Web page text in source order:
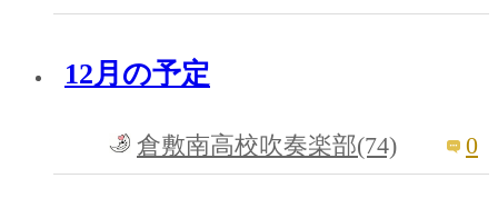
12月の予定
倉敷南高校吹奏楽部(74) 0